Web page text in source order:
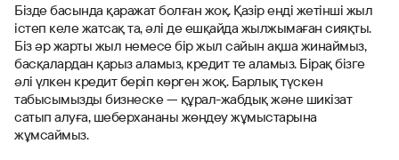
Бізде басында қаражат болған жоқ. Қазір енді жетінші жыл
істеп келе жатсақ та, әлі де ешқайда жылжымаған сияқты.
Біз әр жарты жыл немесе бір жыл сайын ақша жинаймыз,
басқалардан қарыз аламыз, кредит те аламыз. Бірақ бізге
әлі үлкен кредит беріп көрген жоқ. Барлық түскен
табысымызды бизнеске — құрал-жабдық және шикізат
сатып алуға, шеберхананы жөндеу жұмыстарына
жұмсаймыз.